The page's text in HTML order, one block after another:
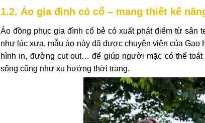
1.2. Áo gia đình có cổ – mang thiết kế
Áo đồng phục gia đình cổ bẻ có xuất phát điểm từ
như lúc xưa, mẫu áo này đã được chuyên viên của Gạo
hình in, đường cut out… để giúp người mặc có thể
sống cũng như xu hướng thời trang.